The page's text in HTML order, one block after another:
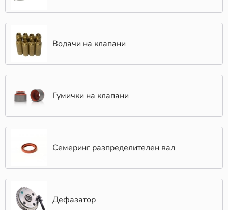
Водачи на клапани
Гумички на клапани
Семеринг разпределителен вал
Дефазатор